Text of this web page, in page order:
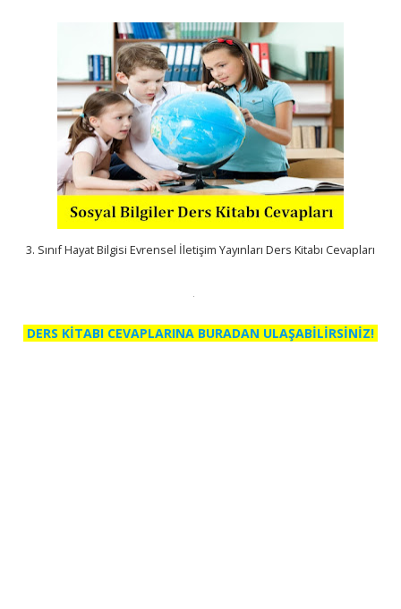
3. Sınıf Hayat Bilgisi Evrensel İletişim Yayınları Ders Kitabı Cevapları
DERS KİTABI CEVAPLARINA BURADAN ULAŞABİLİRSİNİZ!